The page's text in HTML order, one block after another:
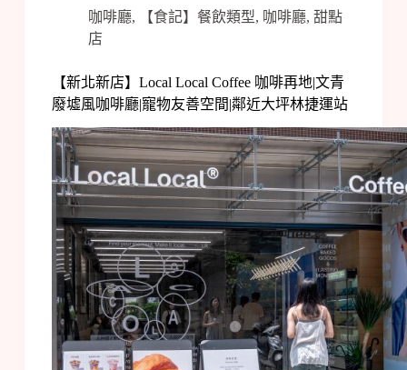
咖啡廳, 【食記】餐飲類型, 咖啡廳, 甜點
店
【新北新店】Local Local Coffee 咖啡再地|文青
廢墟風咖啡廳|寵物友善空間|鄰近大坪林捷運站